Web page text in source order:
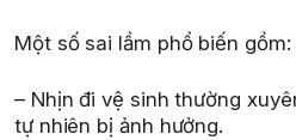
Một số sai lầm phổ biến gồm:
– Nhịn đi vệ sinh thường
tự nhiên bị ảnh hưởng.